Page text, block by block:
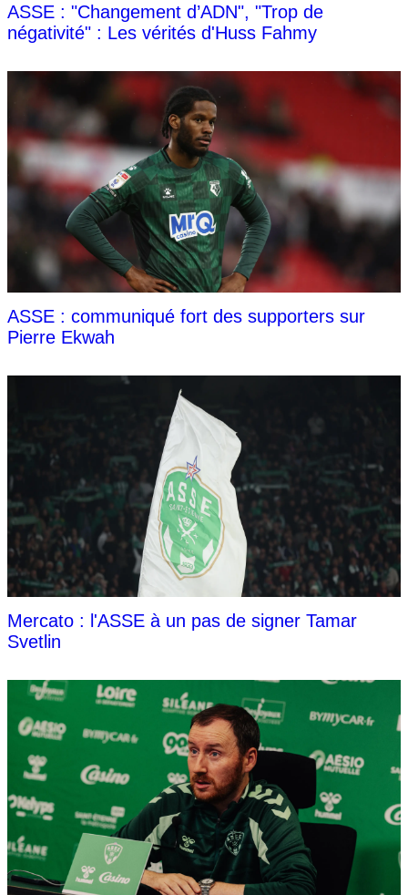
ASSE : "Changement d’ADN", "Trop de
négativité" : Les vérités d'Huss Fahmy
ASSE : communiqué fort des supporters sur
Pierre Ekwah
Mercato : l'ASSE à un pas de signer Tamar
Svetlin